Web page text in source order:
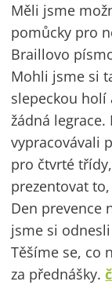
Měli jsme
pomůcky pro
Braillovo
Mohli jsme si
slepeckou holí
žádná
vypracovávali
pro čtvrté
prezentovat
Den prevence
jsme si
Těšíme se, co
za přednášky.